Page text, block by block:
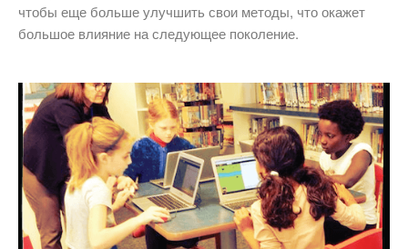
чтобы еще больше улучшить свои методы, что окажет
большое влияние на следующее поколение.